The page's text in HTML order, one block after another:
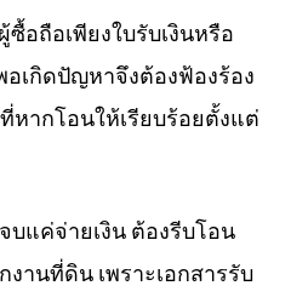
อถือเพียงใบรับเงินหรือ
เกิดปัญหาจึงต้องฟ้องร้อง
หากโอนให้เรียบร้อยตั้งแต่
แค่จ่ายเงิน ต้องรีบโอน
านที่ดิน เพราะเอกสารรับ